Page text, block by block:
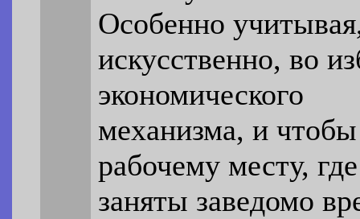
Особенно
искусственно, во
экономического
механизма, и
рабочему месту,
заняты заведомо